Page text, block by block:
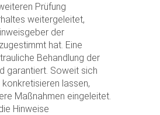
Prüfung
weitergeleitet,
der
hat. Eine
Behandlung der
garantiert. Soweit sich
lassen,
Maßnahmen eingeleitet.
Hinweise